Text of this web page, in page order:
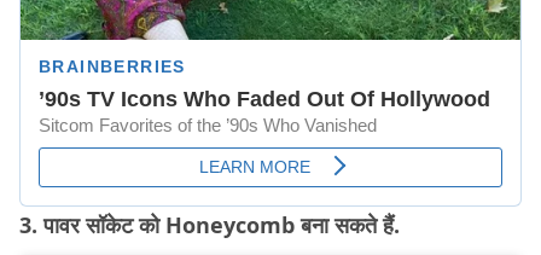
3. पावर सॉकेट को Honeycomb बना सकते हैं.